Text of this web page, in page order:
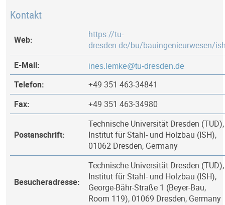
Kontakt
Web:
https://tu-
dresden.de/bu/bauingenieurwesen/
E-Mail:
Telefon:
+49 351 463-34841
Fax:
+49 351 463-34980
Postanschrift:
Technische Universität Dresden (TUD),
Institut für Stahl- und Holzbau (ISH),
01062 Dresden, Germany
Besucheradresse:
Technische Universität Dresden (TUD),
Institut für Stahl- und Holzbau (ISH),
George-Bähr-Straße 1 (Beyer-Bau,
Room 119), 01069 Dresden, Germany